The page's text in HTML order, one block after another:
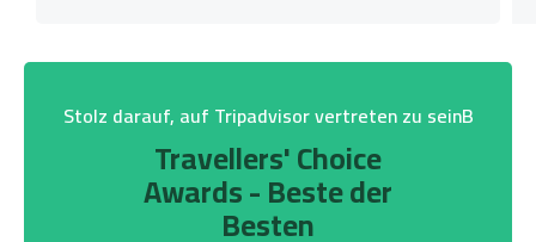
Stolz darauf, auf Tripadvisor vertreten zu seinB
Travellers' Choice
Awards - Beste der
Besten